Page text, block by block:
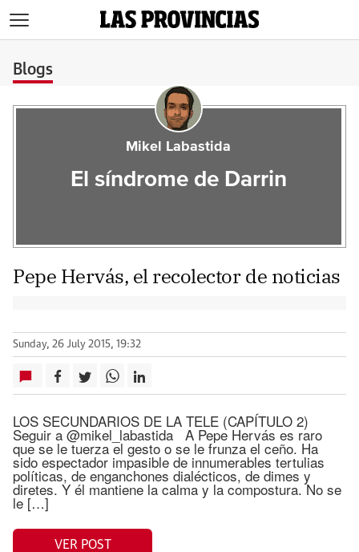
Blogs
Mikel Labastida
El síndrome de Darrin
Pepe Hervás, el recolector de noticias
Sunday, 26 July 2015, 19:32
LOS SECUNDARIOS DE LA TELE (CAPÍTULO 2)
Seguir a @mikel_labastida A Pepe Hervás es raro
que se le tuerza el gesto o se le frunza el ceño. Ha
sido espectador impasible de innumerables tertulias
políticas, de enganchones dialécticos, de dimes y
diretes. Y él mantiene la calma y la compostura. No se
le […]
VER POST